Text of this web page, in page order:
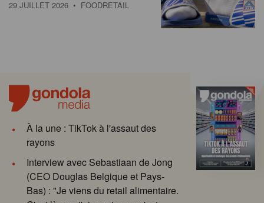
29 JUILLET 2026 • FOODRETAIL
À la une : TikTok à l'assaut des
rayons
Interview avec Sebastiaan de Jong
(CEO Douglas Belgique et Pays-
Bas) : "Je viens du retail alimentaire.